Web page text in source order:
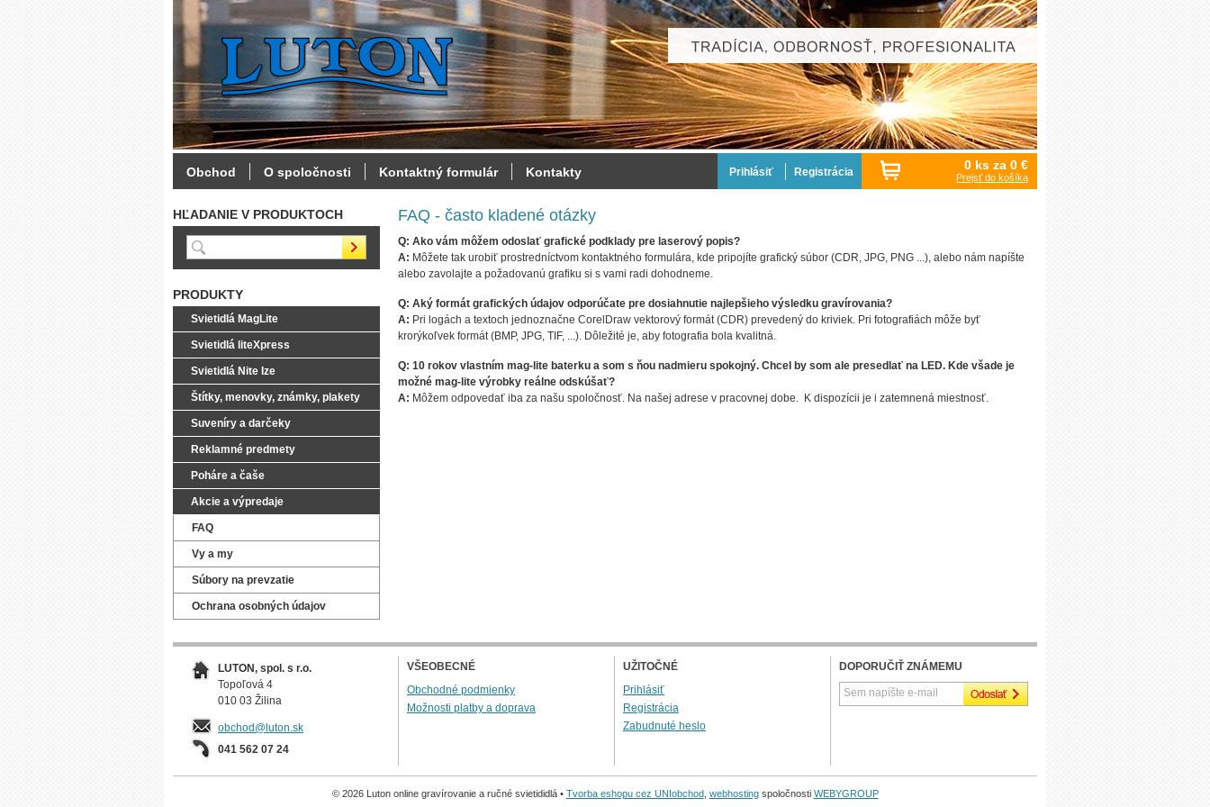
FAQ - často kladené otázky
Q: Ako vám môžem odoslať grafické podklady pre laserový popis?
A: Môžete tak urobiť prostredníctvom kontaktného formulára, kde pripojíte grafický súbor (CDR, JPG, PNG ...), alebo nám napíšte
alebo zavolajte a požadovanú grafiku si s vami radi dohodneme.
Q: Aký formát grafických údajov odporúčate pre dosiahnutie najlepšieho výsledku gravírovania?
A: Pri logách a textoch jednoznačne CorelDraw vektorový formát (CDR) prevedený do kriviek. Pri fotografiách môže byť
krorýkoľvek formát (BMP, JPG, TIF, ...). Dôležité je, aby fotografia bola kvalitná.
Q: 10 rokov vlastním mag-lite baterku a som s ňou nadmieru spokojný. Chcel by som ale presedlať na LED. Kde všade je
možné mag-lite výrobky reálne odskúšať?
A: Môžem odpovedať iba za našu spoločnosť. Na našej adrese v pracovnej dobe. K dispozícii je i zatemnená miestnosť.
HĽADANIE V PRODUKTOCH
PRODUKTY
Svietidlá MagLite
Svietidlá liteXpress
Svietidlá Nite Ize
Štítky, menovky, známky, plakety
Suveníry a darčeky
Reklamné predmety
Poháre a čaše
Akcie a výpredaje
FAQ
Vy a my
Súbory na prevzatie
Ochrana osobných údajov
LUTON, spol. s r.o.
Topoľová 4
010 03 Žilina
obchod@luton.sk
041 562 07 24
VŠEOBECNÉ
Obchodné podmienky
Možnosti platby a doprava
UŽITOČNÉ
Prihlásiť
Registrácia
Zabudnuté heslo
DOPORUČIŤ ZNÁMEMU
© 2026 Luton online gravírovanie a ručné svietididlá • Tvorba eshopu cez UNIobchod, webhostingspoločnosti WEBYGROUP
Obchod O spoločnosti Kontaktný formulár Kontakty Prihlásiť Registrácia 0 ks za 0 €
Prejsť do košíka